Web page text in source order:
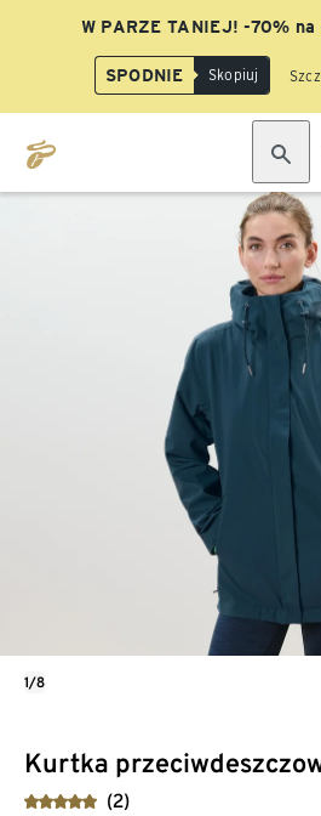
W PARZE TANIEJ! -70% na
SPODNIE Skopiuj
Kurtka
(2)
1/8